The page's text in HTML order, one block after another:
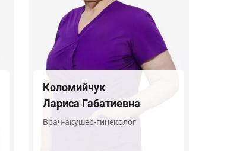
Коломийчук
Лариса Габатиевна
Врач-акушер-гинеколог